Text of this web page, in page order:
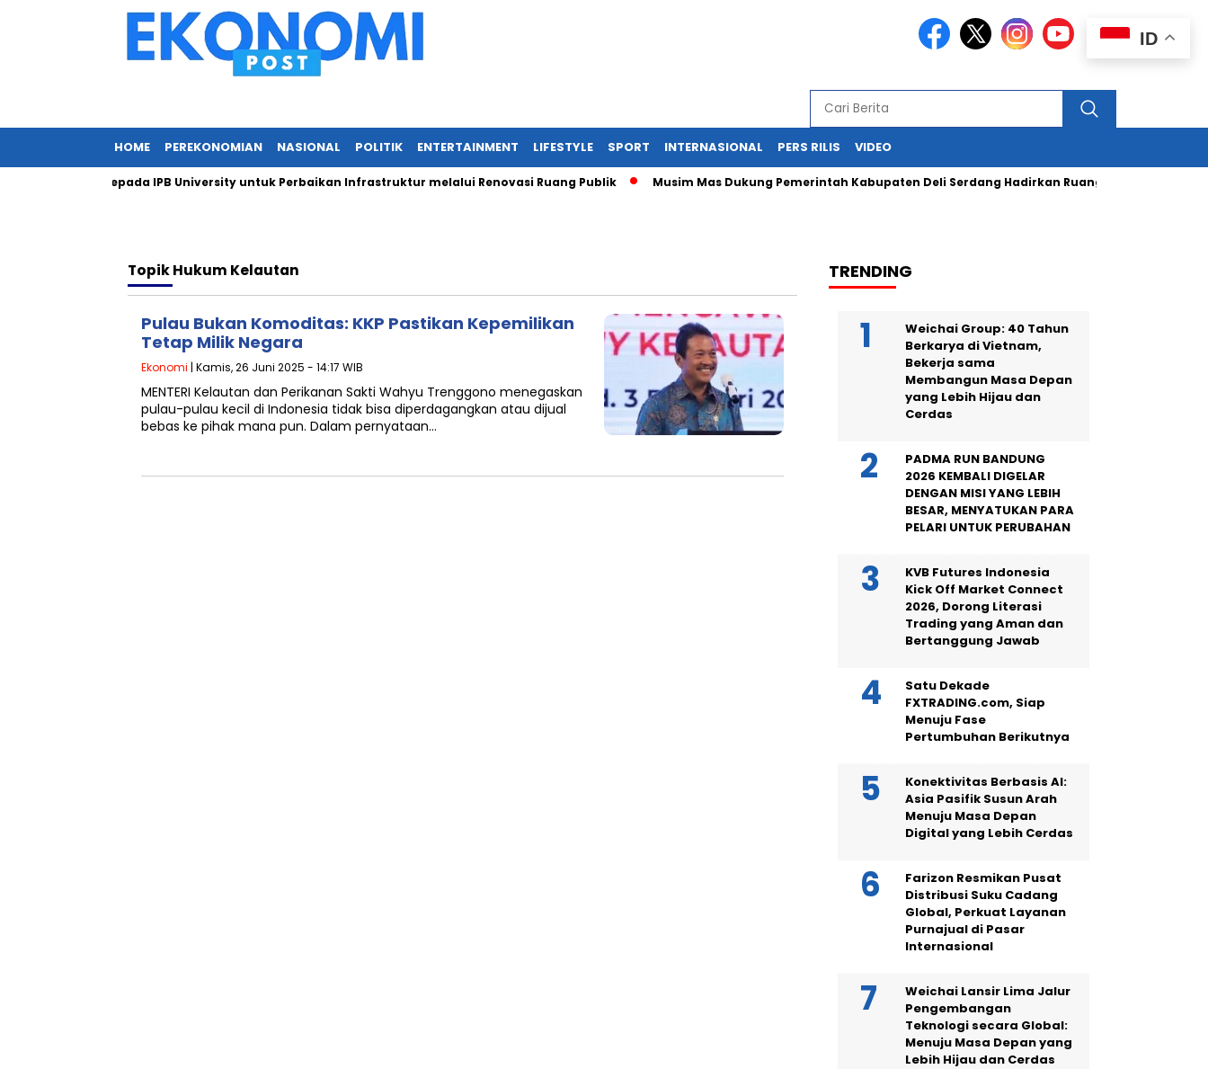
HOME PEREKONOMIAN NASIONAL POLITIK ENTERTAINMENT LIFESTYLE SPORT INTERNASIONAL PERS RILIS VIDEO
Dukungan Kepada IPB University untuk Perbaikan Infrastruktur melalui Renovasi Ruang Publik Musim Mas Dukung Pemerintah Kabupaten Deli Serdang Hadirkan Ruang Publik Bersama
TopikHukum Kelautan
Pulau Bukan Komoditas: KKP Pastikan Kepemilikan
Tetap Milik Negara
Ekonomi | Kamis, 26 Juni 2025 - 14:17 WIB
MENTERI Kelautan dan Perikanan Sakti Wahyu Trenggono menegaskan
pulau-pulau kecil di Indonesia tidak bisa diperdagangkan atau dijual
bebas ke pihak mana pun. Dalam pernyataan…
TRENDING
Weichai Group: 40 Tahun
Berkarya di Vietnam,
Bekerja sama
Membangun Masa Depan
yang Lebih Hijau dan
Cerdas
PADMA RUN BANDUNG
2026 KEMBALI DIGELAR
DENGAN MISI YANG LEBIH
BESAR, MENYATUKAN PARA
PELARI UNTUK PERUBAHAN
KVB Futures Indonesia
Kick Off Market Connect
2026, Dorong Literasi
Trading yang Aman dan
Bertanggung Jawab
Satu Dekade
FXTRADING.com, Siap
Menuju Fase
Pertumbuhan Berikutnya
Konektivitas Berbasis AI:
Asia Pasifik Susun Arah
Menuju Masa Depan
Digital yang Lebih Cerdas
Farizon Resmikan Pusat
Distribusi Suku Cadang
Global, Perkuat Layanan
Purnajual di Pasar
Internasional
Weichai Lansir Lima Jalur
Pengembangan
Teknologi secara Global:
Menuju Masa Depan yang
Lebih Hijau dan Cerdas
ID